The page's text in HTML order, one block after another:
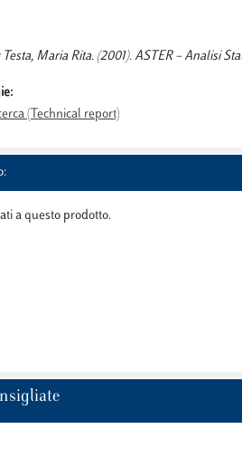
Testa, Maria Rita. (2001). ASTER – Analisi
(Technical report)
a questo prodotto.